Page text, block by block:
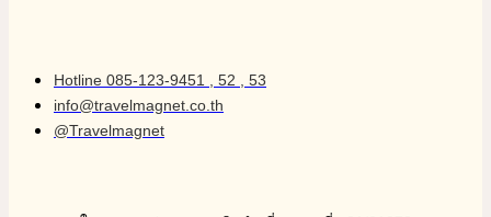
Hotline 085-123-9451 , 52 , 53
info@travelmagnet.co.th
@Travelmagnet